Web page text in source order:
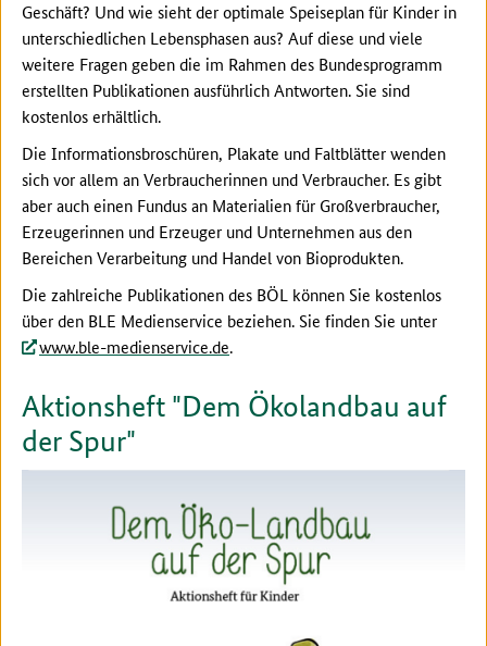
Geschäft? Und wie sieht der optimale Speiseplan für Kinder in
unterschiedlichen Lebensphasen aus? Auf diese und viele
weitere Fragen geben die im Rahmen des Bundesprogramm
erstellten Publikationen ausführlich Antworten. Sie sind
kostenlos erhältlich.
Die Informationsbroschüren, Plakate und Faltblätter wenden
sich vor allem an Verbraucherinnen und Verbraucher. Es gibt
aber auch einen Fundus an Materialien für Großverbraucher,
Erzeugerinnen und Erzeuger und Unternehmen aus den
Bereichen Verarbeitung und Handel von Bioprodukten.
Die zahlreiche Publikationen des BÖL können Sie kostenlos
über den BLE Medienservice beziehen. Sie finden Sie unter
www.ble-medienservice.de.
Aktionsheft "Dem Ökolandbau auf
der Spur"